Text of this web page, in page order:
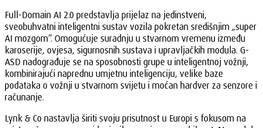
Full-Domain AI 2.0 predstavlja prijelaz na jedinstveni,
sveobuhvatni inteligentni sustav vozila pokretan središnjim „super
AI mozgom“. Omogućuje suradnju u stvarnom vremenu između
karoserije, ovjesa, sigurnosnih sustava i upravljačkih modula. G-
ASD nadograđuje se na sposobnosti grupe u inteligentnoj vožnji,
kombinirajući naprednu umjetnu inteligenciju, velike baze
podataka o vožnji u stvarnom svijetu i moćan hardver za senzore i
računanje.
Lynk & Co nastavlja širiti svoju prisutnost u Europi s fokusom na